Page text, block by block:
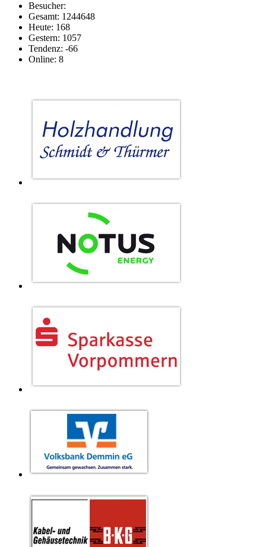
Besucher:
Gesamt: 1244648
Heute: 168
Gestern: 1057
Tendenz: -66
Online: 8